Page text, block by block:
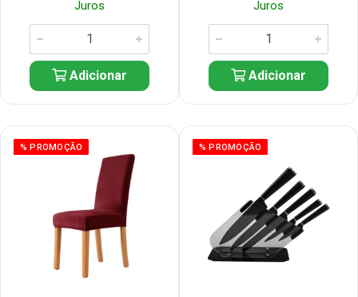
Juros
Adicionar
Juros
Adicionar
% PROMOÇÃO % PROMOÇÃO